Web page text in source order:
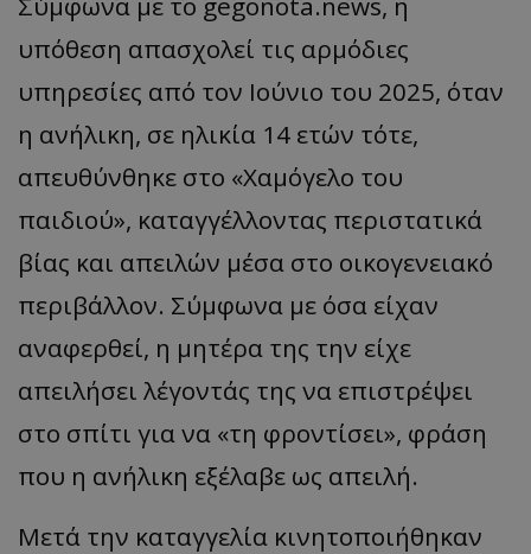
υπόθεση απασχολεί τις αρμόδιες
υπηρεσίες από τον Ιούνιο του 2025, όταν
η ανήλικη, σε ηλικία 14 ετών τότε,
απευθύνθηκε στο «Χαμόγελο του
παιδιού», καταγγέλλοντας περιστατικά
βίας και απειλών μέσα στο οικογενειακό
περιβάλλον. Σύμφωνα με όσα είχαν
αναφερθεί, η μητέρα της την είχε
απειλήσει λέγοντάς της να επιστρέψει
στο σπίτι για να «τη φροντίσει», φράση
που η ανήλικη εξέλαβε ως απειλή.
Μετά την καταγγελία κινητοποιήθηκαν